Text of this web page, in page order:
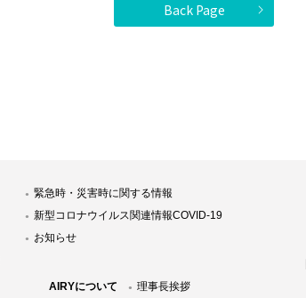
Back Page
緊急時・災害時に関する情報
新型コロナウイルス関連情報COVID-19
お知らせ
AIRYについて
理事長挨拶